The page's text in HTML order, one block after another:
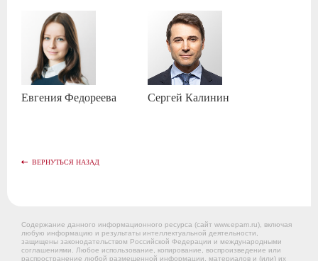
ЕвгенияФедореева Сергей Калинин
ВЕРНУТЬСЯ НАЗАД
Содержание данного информационного ресурса (сайт www.epam.ru), включая
любую информацию и результаты интеллектуальной деятельности,
защищены законодательством Российской Федерации и международными
соглашениями. Любое использование, копирование, воспроизведение или
распространение любой размещенной информации, материалов и (или) их